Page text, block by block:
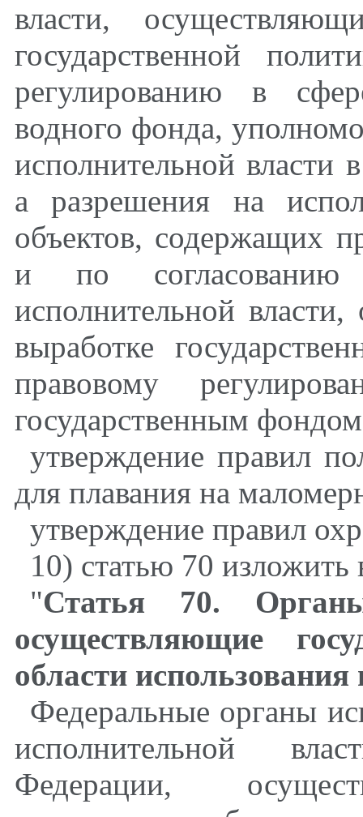
власти,
государственной
регулированию в
водного фонда,
исполнительной власти
а разрешения на
объектов, содержащих
и по
исполнительной
выработке
правовому
государственным
утверждение правил
для плавания на
утверждение правил
10) статью 70
"Статья 70.
осуществляющие
области
Федеральные органы
исполнительной
Федерации,